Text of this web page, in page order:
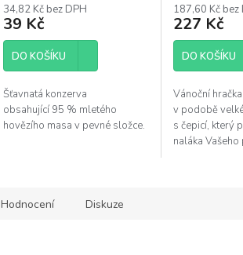
34,82 Kč bez DPH
39 Kč
DO KOŠÍKU
Šťavnatá konzerva
obsahující 95 % mletého
hovězího masa v pevné složce.
187,60 Kč bez
227 Kč
DO KOŠÍKU
Vánoční
v podobě
s čepicí, který
naláka Vašeho
Hodnocení Diskuze